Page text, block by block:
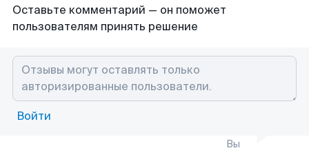
Оставьте комментарий — он поможет
пользователям принять решение
Войти
Вы